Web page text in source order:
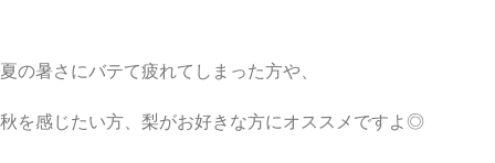
夏の暑さにバテて疲れてしまった方や、
秋を感じたい方、梨がお好きな方にオススメですよ◎